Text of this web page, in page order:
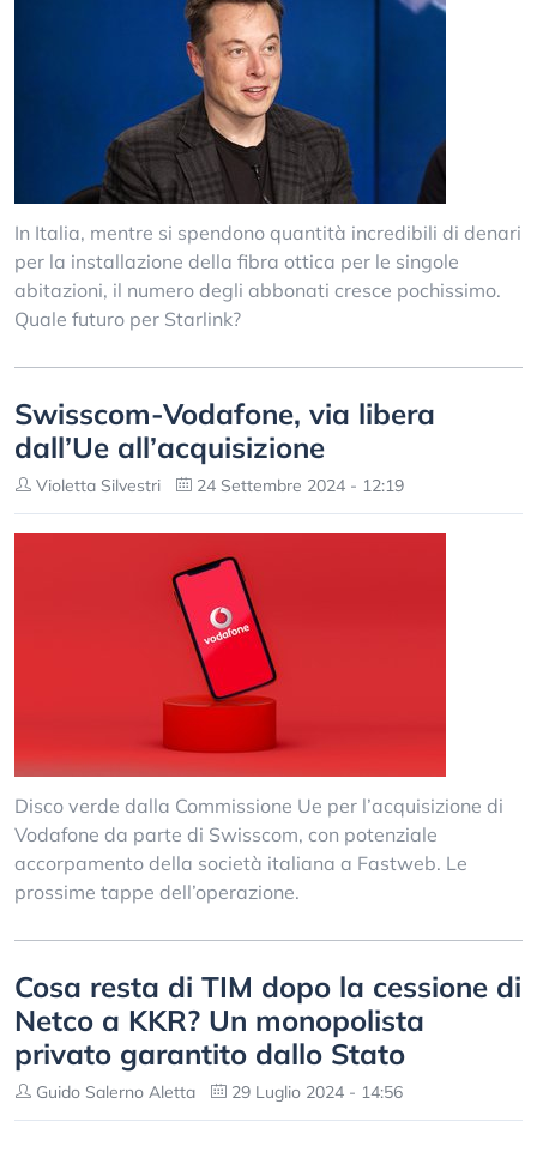
In Italia, mentre si spendono quantità incredibili di denari
per la installazione della fibra ottica per le singole
abitazioni, il numero degli abbonati cresce pochissimo.
Quale futuro per Starlink?
Swisscom-Vodafone, via libera
dall’Ue all’acquisizione
Violetta Silvestri 24 Settembre 2024 - 12:19
Disco verde dalla Commissione Ue per l’acquisizione di
Vodafone da parte di Swisscom, con potenziale
accorpamento della società italiana a Fastweb. Le
prossime tappe dell’operazione.
Cosa resta di TIM dopo la cessione di
Netco a KKR? Un monopolista
privato garantito dallo Stato
Guido Salerno Aletta 29 Luglio 2024 - 14:56